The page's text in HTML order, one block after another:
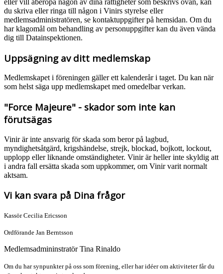
du skriva eller ringa till någon i Vinirs styrelse eller
medlemsadministratören, se kontaktuppgifter på hemsidan. Om du
har klagomål om behandling av personuppgifter kan du även vända
dig till Datainspektionen.
Uppsägning av ditt medlemskap
Medlemskapet i föreningen gäller ett kalenderår i taget. Du kan när
som helst säga upp medlemskapet med omedelbar verkan.
"Force Majeure" - skador som inte kan
förutsägas
Vinir är inte ansvarig för skada som beror på lagbud,
myndighetsåtgärd, krigshändelse, strejk, blockad, bojkott, lockout,
upplopp eller liknande omständigheter. Vinir är heller inte skyldig att
i andra fall ersätta skada som uppkommer, om Vinir varit normalt
aktsam.
Vi kan svara på Dina frågor
Kassör Cecilia Ericsson
Ordförande Jan Berntsson
Medlemsadmininstratör Tina Rinaldo
Om du har synpunkter på oss som förening, eller har idéer om aktiviteter får du